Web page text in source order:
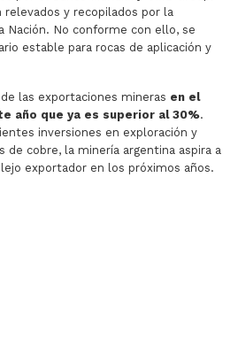
y recopilados por la
Nación. No conforme con ello, se
estable para rocas de aplicación y
las exportaciones mineras en el
año que ya es superior al 30%.
inversiones en exploración y
de cobre, la minería argentina aspira a
exportador en los próximos años.